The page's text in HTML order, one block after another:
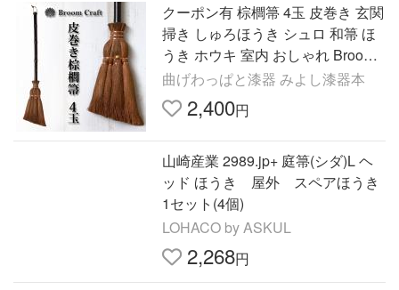
クーポン有 棕櫚箒 4玉 皮巻き 玄関
掃き しゅろほうき シュロ 和箒 ほ
うき ホウキ 室内 おしゃれ Broom
Craft 深海産業 海南市 掃き掃除 掃
除道具 シンプル 新築
曲げわっぱと漆器 みよし漆器本
2,400円
山崎産業 2989.jp+ 庭箒(シダ)L ヘ
ッド ほうき 屋外 スペアほうき
1セット(4個)
LOHACO by ASKUL
2,268円